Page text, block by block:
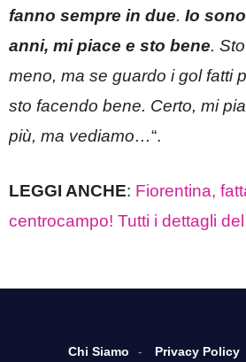
fanno sempre in due. Io
anni, mi piace e sto bene.
meno, ma se guardo i gol fatti
sto facendo bene. Certo, mi
più, ma vediamo…“.
LEGGI ANCHE: Fiorentina,
centrocampo! Tutti i dettagli
Chi Siamo Privacy Policy